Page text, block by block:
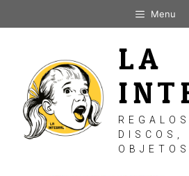
al
Menu
LA
DISCOS,